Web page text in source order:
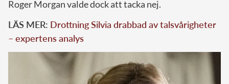
Roger Morgan valde dock att tacka nej.
LÄS MER: Drottning Silvia drabbad av talsvårigheter
– expertens analys